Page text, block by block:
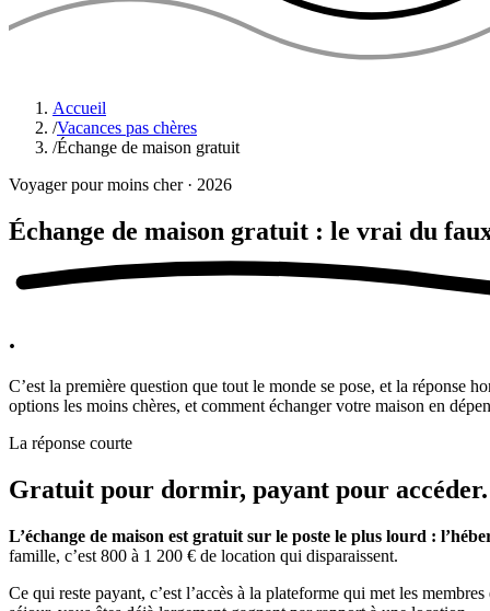
Accueil
/Vacances pas chères
/Échange de maison gratuit
Voyager pour moins cher · 2026
Échange de maison gratuit : le vrai du
.
C’est la première question que tout le monde se pose, et la réponse
options les moins chères, et comment échanger votre maison en
La réponse courte
Gratuit pour dormir, payant pour accéder.
L’échange de maison est gratuit sur le poste le plus lourd :
famille, c’est 800 à 1 200 € de location qui disparaissent.
Ce qui reste payant, c’est l’accès à la plateforme qui met les